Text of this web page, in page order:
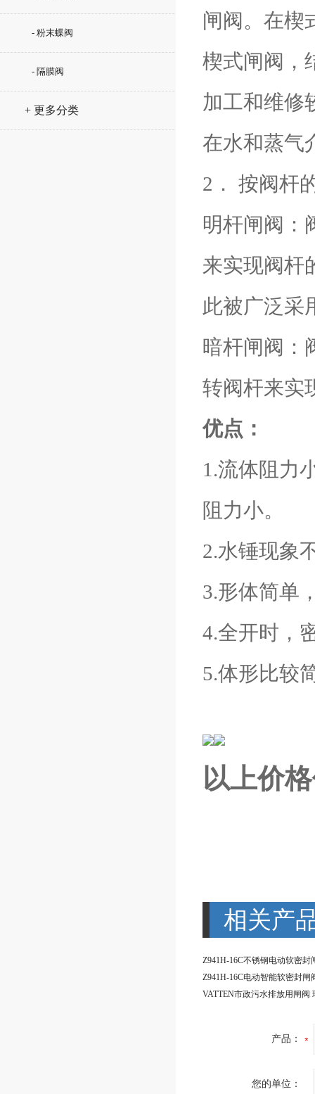
- 粉末蝶阀
- 隔膜阀
+ 更多分类
闸阀。在楔
楔式闸阀，
加工和维修
在水和蒸气
2． 按阀杆
明杆闸阀：
来实现阀杆
此被广泛采
暗杆闸阀：
转阀杆来实
优点：
1.流体阻力
阻力小。
2.水锤现象
3.形体简单
4.全开时，
5.体形比较
以上价
相关产
产品：
您的单位：